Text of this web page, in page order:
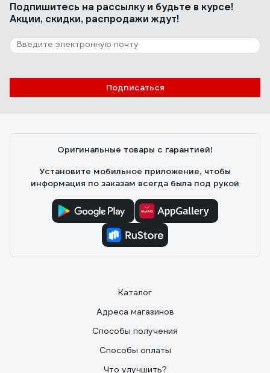
Подпишитесь на рассылкуи будьте в курсе!
Акции, скидки, распродажи ждут!
Подписаться
Оригинальные товары с гарантией!
Установите мобильное приложение, чтобы
информация по заказам всегда была под рукой
Каталог
Адреса магазинов
Способы получения
Способы оплаты
Что улучшить?